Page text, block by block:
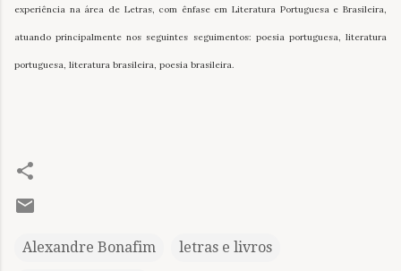
experiência na área de Letras, com ênfase em Literatura Portuguesa e Brasileira,
atuando principalmente nos seguintes seguimentos: poesia portuguesa, literatura
portuguesa, literatura brasileira, poesia brasileira.
Alexandre Bonafim letras e livros